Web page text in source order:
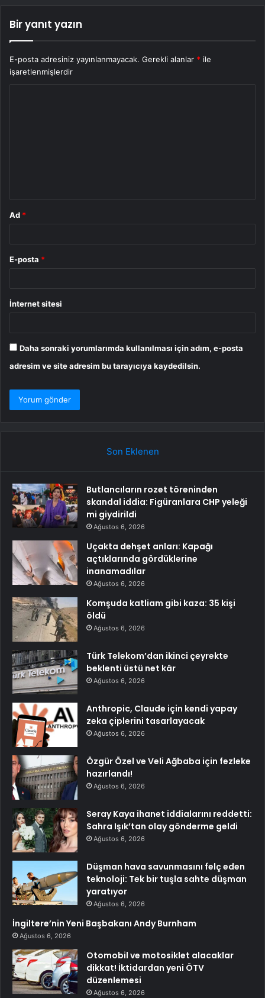
Bir yanıt yazın
E-posta adresiniz yayınlanmayacak. Gerekli alanlar * ile
işaretlenmişlerdir
Ad *
E-posta *
İnternet sitesi
Daha sonraki yorumlarımda kullanılması için adım, e-posta
adresim ve site adresim bu tarayıcıya kaydedilsin.
Son Eklenen
Butlancıların rozet töreninden
skandal iddia: Figüranlara CHP yeleği
mi giydirildi
Ağustos 6, 2026
Uçakta dehşet anları: Kapağı
açtıklarında gördüklerine
inanamadılar
Ağustos 6, 2026
Komşuda katliam gibi kaza: 35 kişi
öldü
Ağustos 6, 2026
Türk Telekom’dan ikinci çeyrekte
beklenti üstü net kâr
Ağustos 6, 2026
Anthropic, Claude için kendi yapay
zeka çiplerini tasarlayacak
Ağustos 6, 2026
Özgür Özel ve Veli Ağbaba için fezleke
hazırlandı!
Ağustos 6, 2026
Seray Kaya ihanet iddialarını reddetti:
Sahra Işık’tan olay gönderme geldi
Ağustos 6, 2026
Düşman hava savunmasını felç eden
teknoloji: Tek bir tuşla sahte düşman
yaratıyor
Ağustos 6, 2026
İngiltere’nin Yeni Başbakanı Andy Burnham
Ağustos 6, 2026
Otomobil ve motosiklet alacaklar
dikkat! İktidardan yeni ÖTV
düzenlemesi
Ağustos 6, 2026